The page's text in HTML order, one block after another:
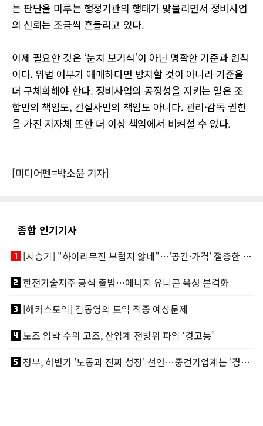
는 판단을 미루는 행정기관의 행태가 맞물리면서 정비사업
의 신뢰는 조금씩 흔들리고 있다.
이제 필요한 것은 ‘눈치 보기식’이 아닌 명확한 기준과 원칙
이다. 위법 여부가 애매하다면 방치할 것이 아니라 기준을
더 구체화해야 한다. 정비사업의 공정성을 지키는 일은 조
합만의 책임도, 건설사만의 책임도 아니다. 관리·감독 권한
을 가진 지자체 또한 더 이상 책임에서 비켜설 수 없다.
[미디어펜=박소윤 기자]
종합 인기기사
looks_one
[시승기] "하이리무진 부럽지 않네"…'공간·가격' 절충한 카니발 하이루프
looks_two한전기술지주 공식 출범…에너지 유니콘 육성 본격화
looks_3[해커스토익] 김동영의 토익 적중 예상문제
looks_4노조 압박 수위 고조, 산업계 전방위 파업 ‘경고등’
looks_5
정부, 하반기 '노동과 진짜 성장' 선언…중견기업계는 '경영 불확실성' 우려